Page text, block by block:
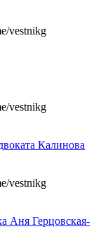
vestnikg
vestnikg
Калинова
vestnikg
Аня Герцовская-